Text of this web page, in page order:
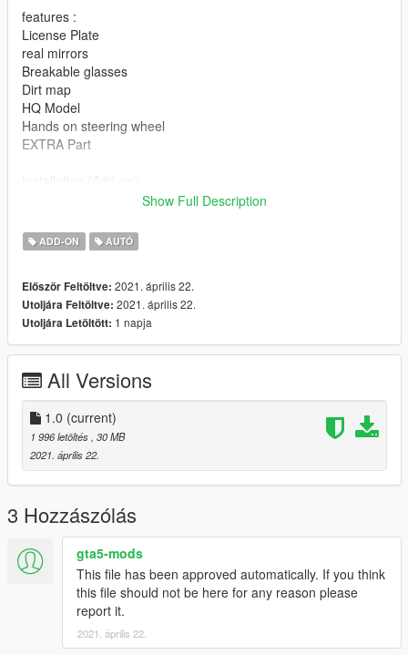
features :
License Plate
real mirrors
Breakable glasses
Dirt map
HQ Model
Hands on steering wheel
EXTRA Part
\mods\update/Update.rpf/common/data/dlclist.meta
Thanks
Channel Telegram : @Persian_Gta_mods
Show Full Description
ADD-ON AUTÓ
Először Feltöltve: 2021. április 22.
Utoljára Feltöltve: 2021. április 22.
Utoljára Letöltött: 1 napja
All Versions
1.0 (current)
1 996 letöltés , 30 MB
2021. április 22.
3 Hozzászólás
gta5-mods
This file has been approved automatically. If you think
this file should not be here for any reason please
report it.
2021. április 22.